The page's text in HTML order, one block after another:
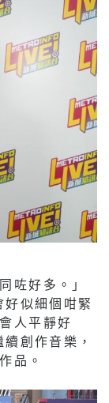
咗好多。」
似細個咁緊
人平靜好
創作音樂，
品。